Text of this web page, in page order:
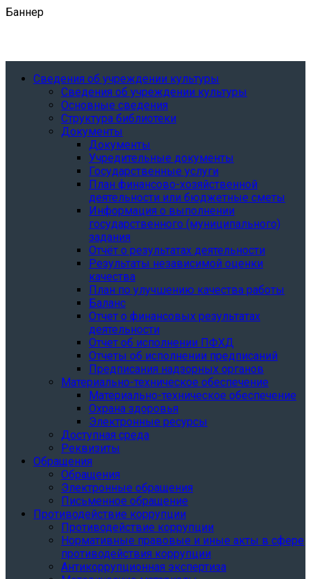
Баннер
Сведения об учреждении культуры
Сведения об учреждении культуры
Основные сведения
Структура библиотеки
Документы
Документы
Учредительные документы
Государственные услуги
План финансово-хозяйственной
деятельности или бюджетные сметы
Информация о выполнении
государственного (муниципального)
задания
Отчёт о результатах деятельности
Результаты независимой оценки
качества
План по улучшению качества работы
Баланс
Отчет о финансовых результатах
деятельности
Отчет об исполнении ПФХД
Отчеты об исполнении предписаний
Предписания надзорных органов
Материально-техническое обеспечение
Материально-техническое обеспечение
Охрана здоровья
Электронные ресурсы
Доступная среда
Реквизиты
Обращения
Обращения
Электронные обращения
Письменное обращение
Противодействие коррупции
Противодействие коррупции
Нормативные правовые и иные акты в сфере
противодействия коррупции
Антикоррупционная экспертиза